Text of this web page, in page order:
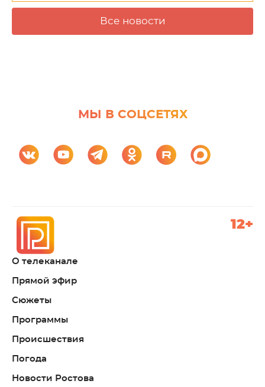
Все новости
МЫ В СОЦСЕТЯХ
О телеканале
Прямой эфир
Сюжеты
Программы
Происшествия
Погода
Новости Ростова
12+